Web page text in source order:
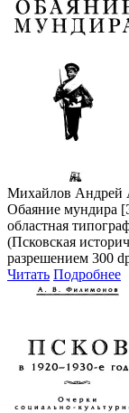
Михайлов Андрей
Обаяние мундира
областная
(Псковская
разрешением 300
Читать Подробнее